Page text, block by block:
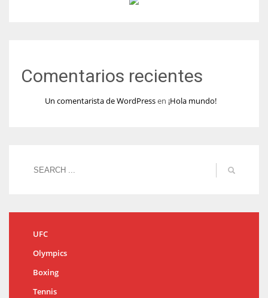
Comentarios recientes
Un comentarista de WordPressen ¡Hola mundo!
UFC
Olympics
Boxing
Tennis